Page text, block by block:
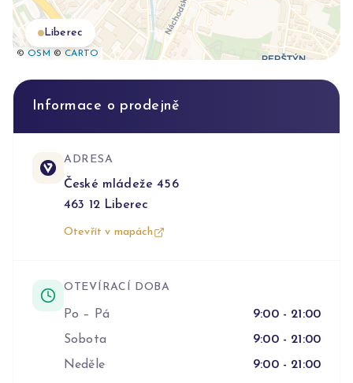
©OSM ©CARTO
Liberec
Informace o prodejně
ADRESA
České mládeže 456
463 12 Liberec
Otevřít v mapách
OTEVÍRACÍ DOBA
Po – Pá
9:00 - 21:00
Sobota
9:00 - 21:00
Neděle
9:00 - 21:00